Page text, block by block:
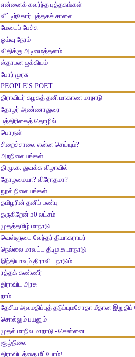
என்னைக் கவர்ந்த புத்தகங்கள்
வீட்டிற்கோர் புத்தகச் சாலை
மேடைப் பேச்சு
ஓய்வு நேரம்
விதிக்கு அடிமைத்தனம்
ஸ்தாபன ஐக்கியம்
போர் முரசு
PEOPLE'S POET
திராவிடர் கழகத் தனி மாகாண மாநாடு
தோழர் அண்ணாதுரை
பத்திரிகைத் தொழில்
பொருள்
சிறைச்சாலை என்ன செய்யும்?
அறநிலையங்கள்
தி.மு.க. துவக்க விழாவில்
தோழமையா? விரோதமா?
நூல் நிலையங்கள்
தமிழரின் தனிப் பண்பு
தருகிறேன் 50 லட்சம்
முதத்தமிழ் மாநாடு
வெள்ளுடை வேந்தர் தியாகராயர்
நெல்லை மாவட்ட தி.மு.க.மாநாடு
இந்தியாவும் திராவிட நாடும்
ரத்தக் கண்ணீர்
திராவிட அரசு
நாம்
தேசிய அவமதிப்புத் தடுப்புமசோதா மீதான இறுதிப்
சொல்லும் பயனும்
முதல் மாநில மாநாடு - சென்னை
சூழ்நிலை
திராவிடத்தை மீட்போம்!